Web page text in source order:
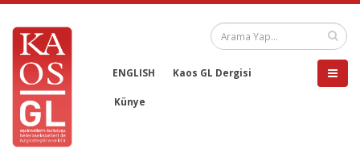
ENGLISH Kaos GL Dergisi
Künye